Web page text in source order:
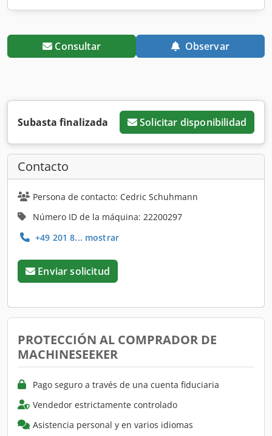
Consultar Observar
Subasta finalizada Solicitar disponibilidad
Contacto
Persona de contacto: Cedric Schuhmann
Número ID de la máquina: 22200297
+49 201 8... mostrar
Enviar solicitud
PROTECCIÓN AL COMPRADOR DE
MACHINESEEKER
Pago seguro a través de una cuenta fiduciaria
Vendedor estrictamente controlado
Asistencia personal y en varios idiomas